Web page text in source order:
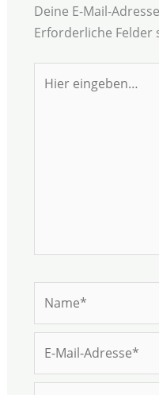
Deine E-Mail-
Erforderliche Felder
eingeben…
Mail-
Adresse*